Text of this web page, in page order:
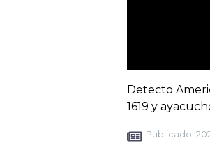
Detecto
1619 y
Publicado: